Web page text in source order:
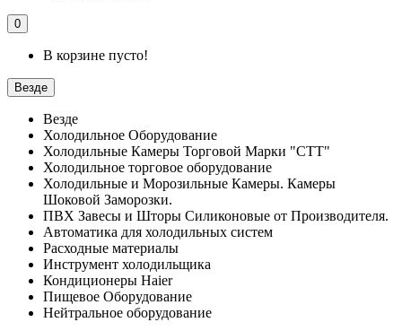
0
В корзине пусто!
Везде
Везде
Холодильное Оборудование
Холодильные Камеры Торговой Марки "СТТ"
Холодильное торговое оборудование
Холодильные и Морозильные Камеры. Камеры
Шоковой Заморозки.
ПВХ Завесы и Шторы Силиконовые от Производителя.
Автоматика для холодильных систем
Расходные материалы
Инструмент холодильщика
Кондиционеры Haier
Пищевое Оборудование
Нейтральное оборудование